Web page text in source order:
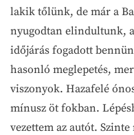
lakik tőlünk, de már a
nyugodtan elindultunk,
időjárás fogadott
hasonló meglepetés,
viszonyok. Hazafelé
mínusz öt fokban.
vezettem az autót.